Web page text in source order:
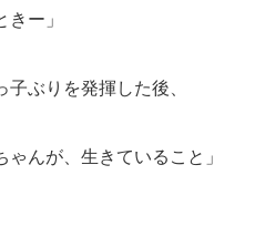
きー」
ぶりを発揮した後、
ゃんが、生きていること」